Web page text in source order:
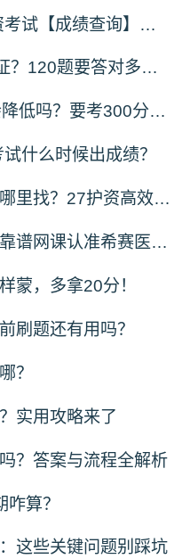
提前知晓！2026年护资考试【成绩查询】须知！
护考低于300分也能拿证？120题要答对多少才能过？
26年护考合格线今年会降低吗？要考300分难不难？
什么时候出成绩？
免费靠谱护士资格题库哪里找？27护资高效备考指南
执业药师网课怎么选？靠谱网课认准希赛医卫题库！
蒙，多拿20分！
刷题还有用吗？
？
实用攻略来了
？答案与流程全解析
算？
这些关键问题别踩坑